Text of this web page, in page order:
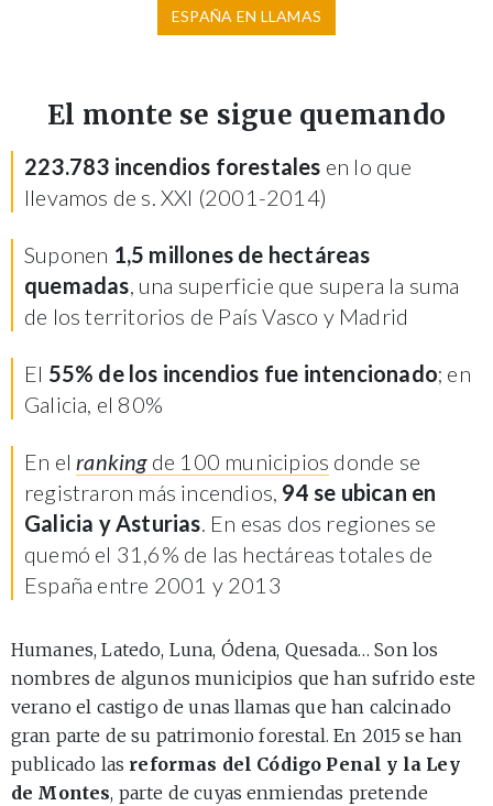
ESPAÑA EN LLAMAS
El monte se sigue quemando
223.783 incendios forestales en lo que
llevamos de s. XXI (2001-2014)
Suponen 1,5 millones de hectáreas
quemadas , una superficie que supera la suma
de los territorios de País Vasco y Madrid
El 55% de los incendios fue intencionado; en
Galicia, el 80%
En el rankingde 100 municipios donde se
registraron más incendios, 94 se ubican en
Galicia y Asturias . En esas dos regiones se
quemó el 31,6% de las hectáreas totales de
España entre 2001 y 2013
Humanes, Latedo, Luna, Ódena, Quesada… Son los
nombres de algunos municipios que han sufrido este
verano el castigo de unas llamas que han calcinado
gran parte de su patrimonio forestal. En 2015 se han
publicado las reformas del Código Penal y la Ley
de Montes, parte de cuyas enmiendas pretende